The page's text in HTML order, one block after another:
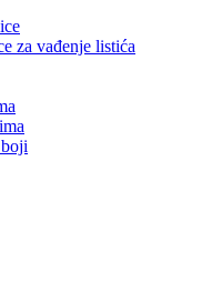
za vađenje listića